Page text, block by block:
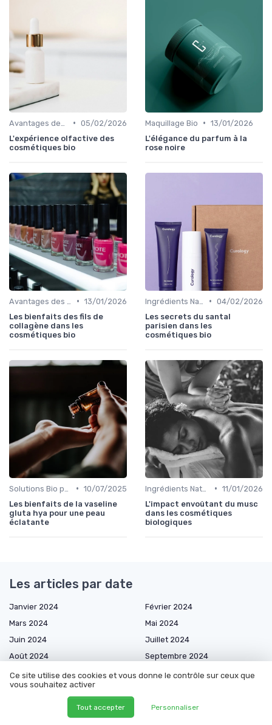
• 05/02/2026
L'expérience olfactive des
cosmétiques bio
Maquillage Bio • 13/01/2026
L'élégance du parfum à la
rose noire
• 13/01/2026
Les bienfaits des fils de
collagène dans les
cosmétiques bio
• 04/02/2026
Les secrets du santal
parisien dans les
cosmétiques bio
• 10/07/2025
Les bienfaits de la vaseline
gluta hya pour une peau
éclatante
• 11/01/2026
L'impact envoûtant du musc
dans les cosmétiques
biologiques
Les articles par date
Janvier 2024
Février 2024
Mars 2024
Mai 2024
Juin 2024
Juillet 2024
Août 2024
Septembre 2024
Octobre 2024
Décembre 2024
Janvier 2025
Avril 2025
Ce site utilise des cookies et vous donne le contrôle sur ceux que
vous souhaitez activer
Tout accepter Personnaliser